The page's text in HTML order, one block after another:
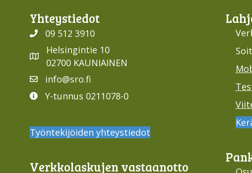
Yhteys­tiedot
09 512 3910
Helsingintie 10
02700 KAUNIAINEN
info@sro.fi
Y-tunnus 0211078-0
Työntekijöiden yhteystiedot
Verkko­laskujen vastaan­otto